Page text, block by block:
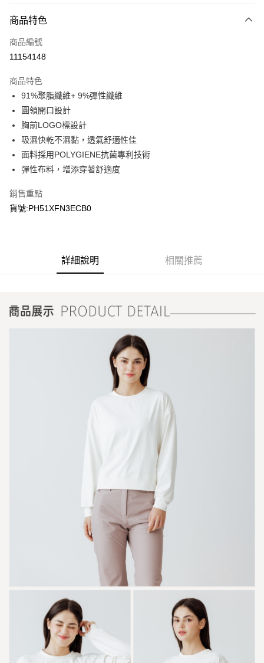
信用卡一次付款
LINE Pay
悠遊付
Google Pay
運送方式
宅配(離島)
商品特色
商品編號
11154148
商品特色
91%聚脂纖維+ 9%彈性纖維
圓領開口設計
胸前LOGO標設計
吸濕快乾不濕黏，透氣舒適性佳
面料採用POLYGIENE抗菌專利技術
彈性布料，增添穿著舒適度
銷售重點
貨號:PH51XFN3ECB0
詳細說明 相關推薦